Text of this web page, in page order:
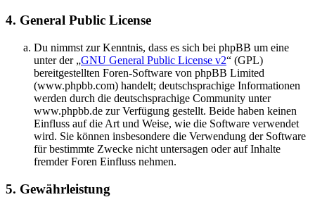
4. General Public License
Du nimmst zur Kenntnis, dass es sich bei phpBB um eine
unter der „GNU General Public License v2“ (GPL)
bereitgestellten Foren-Software von phpBB Limited
(www.phpbb.com) handelt; deutschsprachige Informationen
werden durch die deutschsprachige Community unter
www.phpbb.de zur Verfügung gestellt. Beide haben keinen
Einfluss auf die Art und Weise, wie die Software verwendet
wird. Sie können insbesondere die Verwendung der Software
für bestimmte Zwecke nicht untersagen oder auf Inhalte
fremder Foren Einfluss nehmen.
5. Gewährleistung